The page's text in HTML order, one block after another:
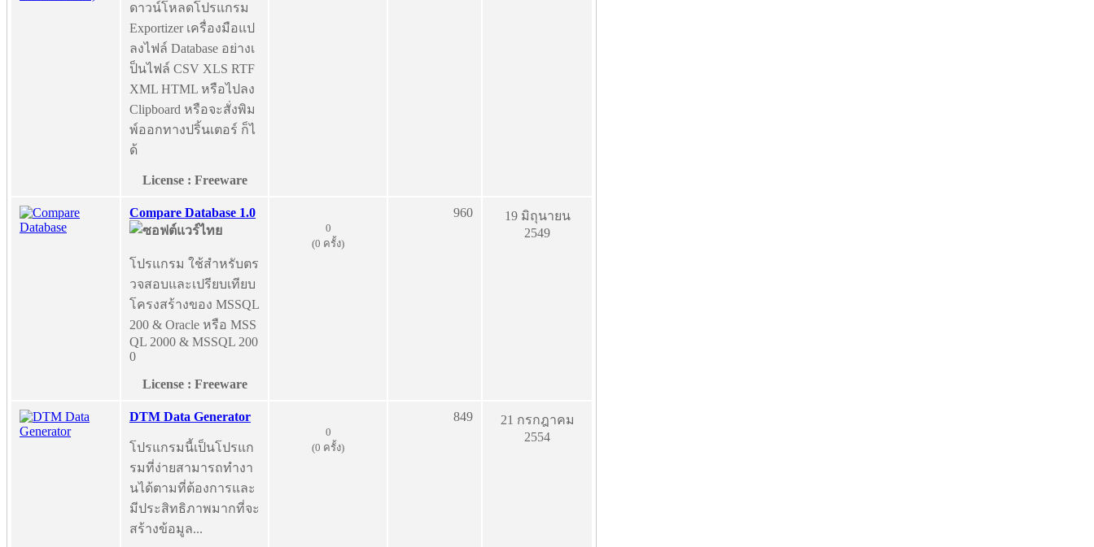
ดาวน์โหลดโปรแกรม
Exportizer เครื่องมือแป
ลงไฟล์ Database อย่างเ
ป็นไฟล์ CSV XLS RTF
XML HTML หรือไปลง
Clipboard หรือจะสั่งพิม
พ์ออกทางปริ้นเตอร์ ก็ไ
ด้
License : Freeware
Compare Database 1.0
โปรแกรม ใช้สำหรับตร
วจสอบและเปรียบเทียบ
โครงสร้างของ MSSQL
200 & Oracle หรือ MSS
QL 2000 & MSSQL 200
0
License : Freeware
0
(0 ครั้ง)
960
19 มิถุนายน
2549
DTM Data Generator
โปรแกรมนี้เป็นโปรแก
รมที่ง่ายสามารถทำงา
นได้ตามที่ต้องการและ
มีประสิทธิภาพมากที่จะ
สร้างข้อมูล...
0
(0 ครั้ง)
849
21 กรกฎาคม
2554